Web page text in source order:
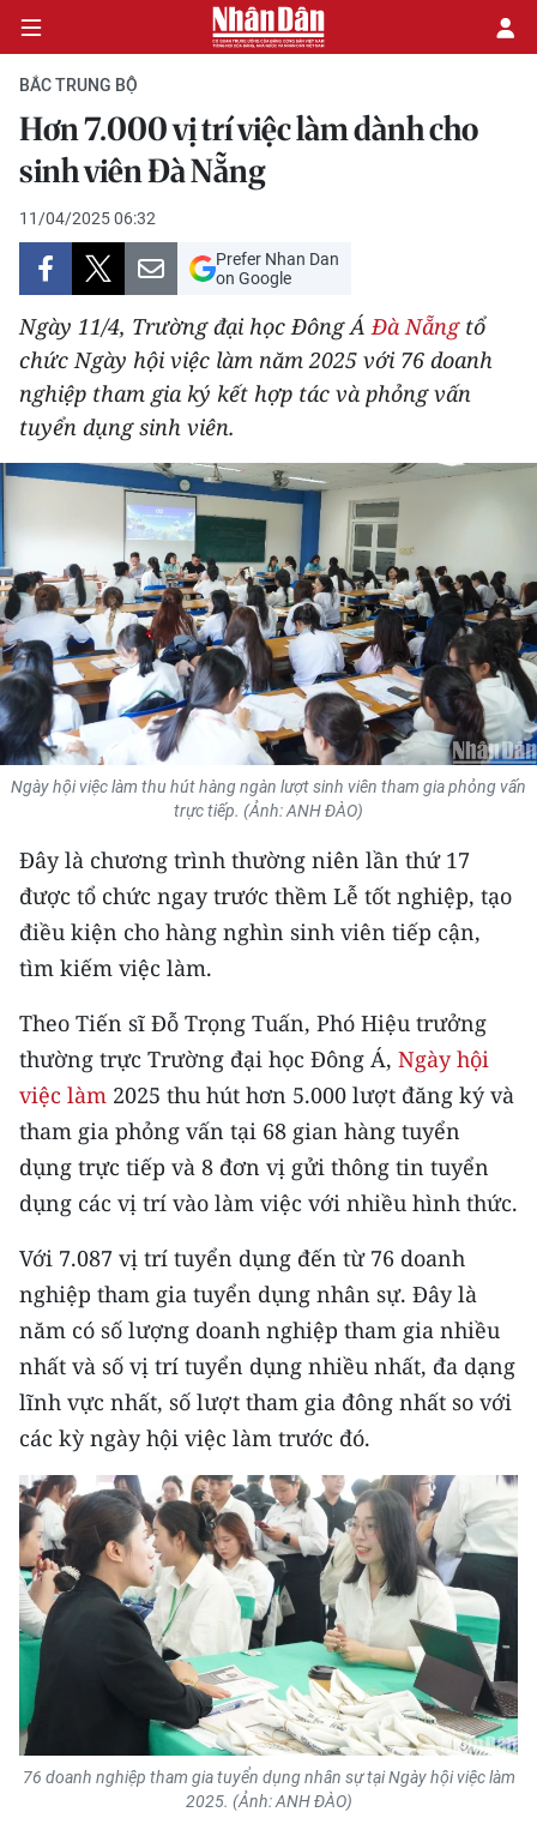
CHÍNH TRỊ
KINH TẾ
VĂN HÓA
XÃ HỘI
PHÁP LUẬT
THỂ THAO
GIÁO DỤC
Y TẾ
KHOA HỌC - CÔNG NGHỆ
MÔI TRƯỜNG
BẠN ĐỌC
KIỂM CHỨNG THÔNG TIN
TRI THỨC CHUYÊN SÂU
54 DÂN TỘC VIỆT NAM
CHƯƠNG TRÌNH OCOP - MỖI XÃ
MỘT SẢN PHẨM
RADIO
MEDIA CENTER
E-Magazine
Video
Media Chính trị
Media Văn hóa
Media Xã hội
Media Pháp luật
Media Du lịch
Media Thế giới
Media Thể thao
BẮC TRUNG BỘ
Hơn 7.000 vị trí việc làm dành cho
sinh viên Đà Nẵng
11/04/2025 06:32
Prefer Nhan Dan
on Google
Ngày 11/4, Trường đại học Đông ÁĐà Nẵngtổ
chức Ngày hội việc làm năm 2025 với 76 doanh
nghiệp tham gia ký kết hợp tác và phỏng vấn
tuyển dụng sinh viên.
Ngày hội việc làm thu hút hàng ngàn lượt sinh viên tham gia phỏng vấn
trực tiếp. (Ảnh: ANH ĐÀO)
Đây là chương trình thường niên lần thứ 17
được tổ chức ngay trước thềm Lễ tốt nghiệp, tạo
điều kiện cho hàng nghìn sinh viên tiếp cận,
tìm kiếm việc làm.
Theo Tiến sĩ Đỗ Trọng Tuấn, Phó Hiệu trưởng
thường trực Trường đại học Đông Á, Ngày hội
việc làm 2025 thu hút hơn 5.000 lượt đăng ký và
tham gia phỏng vấn tại 68 gian hàng tuyển
dụng trực tiếp và 8 đơn vị gửi thông tin tuyển
dụng các vị trí vào làm việc với nhiều hình thức.
Với 7.087 vị trí tuyển dụng đến từ 76 doanh
nghiệp tham gia tuyển dụng nhân sự. Đây là
năm có số lượng doanh nghiệp tham gia nhiều
nhất và số vị trí tuyển dụng nhiều nhất, đa dạng
lĩnh vực nhất, số lượt tham gia đông nhất so với
các kỳ ngày hội việc làm trước đó.
76 doanh nghiệp tham gia tuyển dụng nhân sự tại Ngày hội việc làm
2025. (Ảnh: ANH ĐÀO)